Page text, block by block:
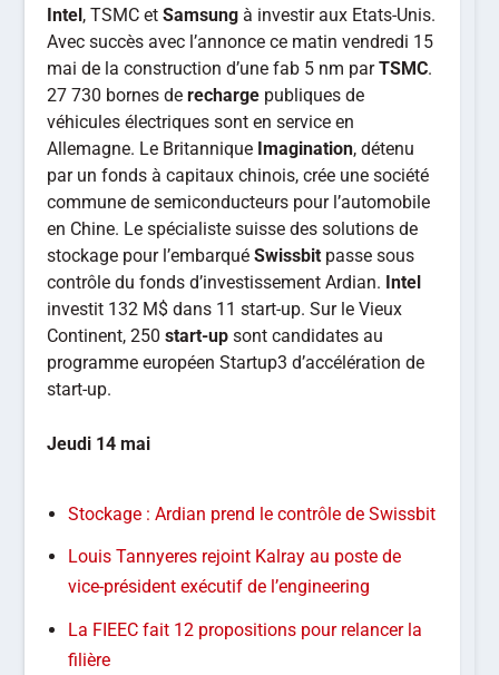
Intel, TSMC etSamsung à investir aux Etats-Unis.
Avec succès avec l’annonce ce matin vendredi 15
mai de la construction d’une fab 5 nm parTSMC.
27 730 bornes derecharge publiques de
véhicules électriques sont en service en
Allemagne. Le Britannique Imagination, détenu
par un fonds à capitaux chinois, crée une société
commune de semiconducteurs pour l’automobile
en Chine. Le spécialiste suisse des solutions de
stockage pour l’embarquéSwissbit passe sous
contrôle du fonds d’investissement Ardian. Intel
investit 132 M$ dans 11 start-up. Sur le Vieux
Continent, 250start-up sont candidates au
programme européen Startup3 d’accélération de
start-up.
Jeudi 14 mai
Stockage : Ardian prend le contrôle de Swissbit
Louis Tannyeres rejoint Kalray au poste de
vice-président exécutif de l’engineering
La FIEEC fait 12 propositions pour relancer la
filière